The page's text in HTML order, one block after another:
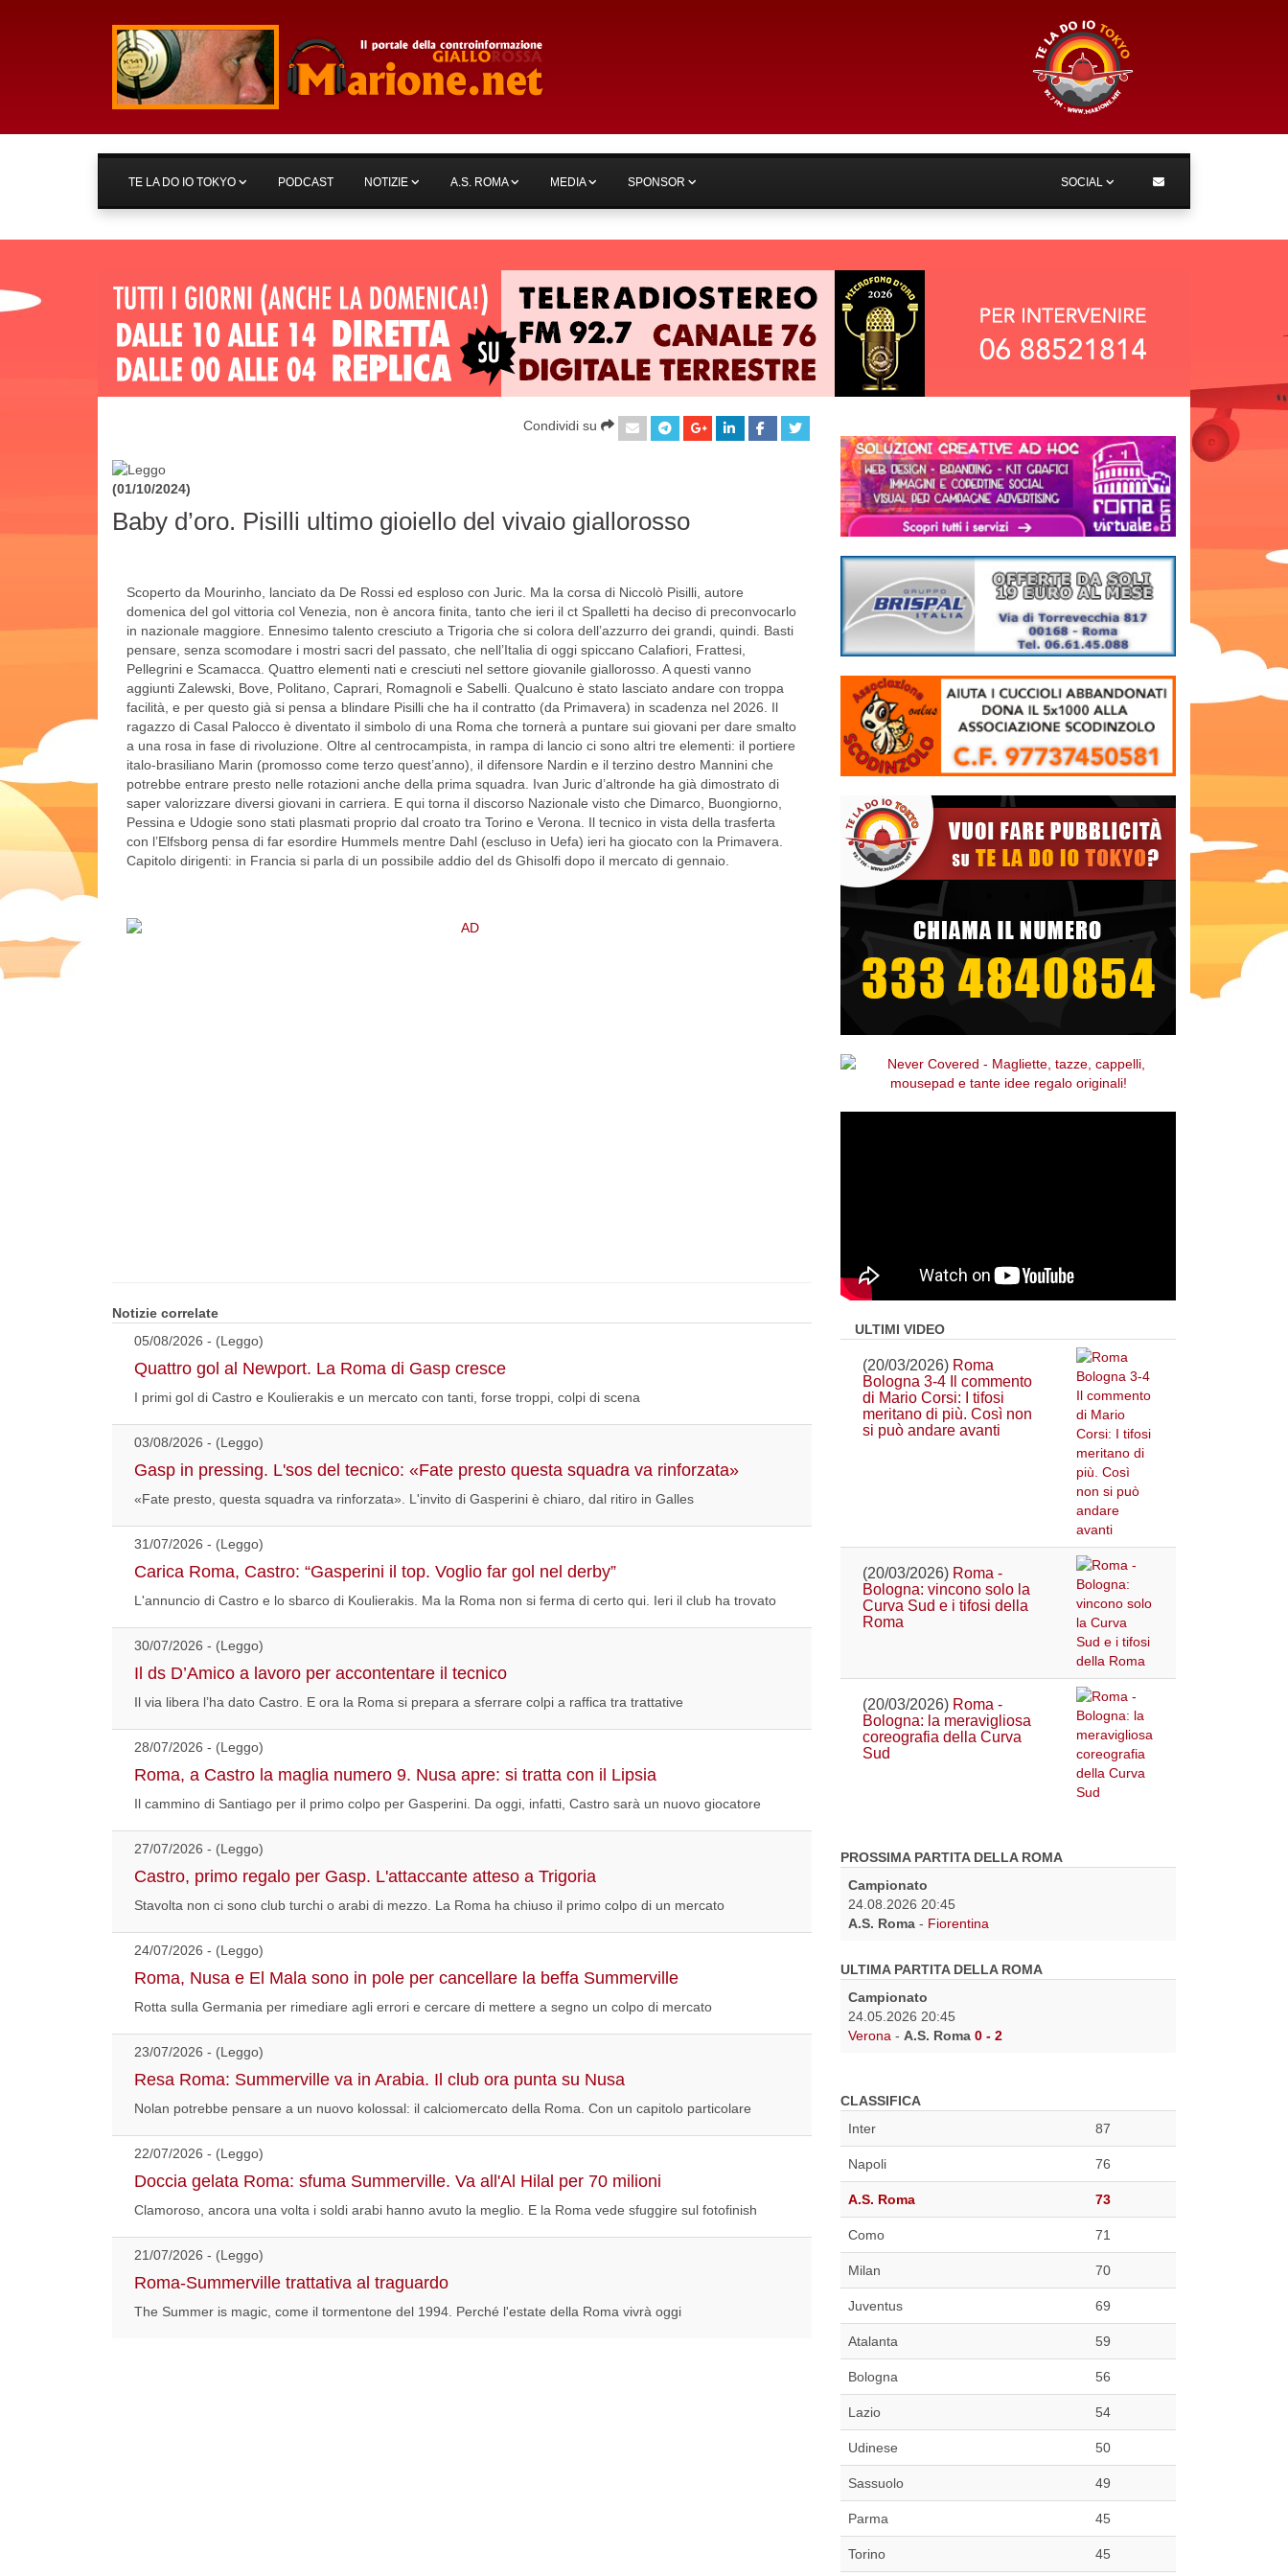
TE LA DO IO TOKYO PODCAST NOTIZIE A.S. ROMA MEDIA SPONSOR SOCIAL
Condividi su
(01/10/2024)
Baby d’oro. Pisilli ultimo gioiello del vivaio giallorosso
Scoperto da Mourinho, lanciato da De Rossi ed esploso con Juric. Ma la corsa di Niccolò Pisilli, autore
domenica del gol vittoria col Venezia, non è ancora finita, tanto che ieri il ct Spalletti ha deciso di preconvocarlo
in nazionale maggiore. Ennesimo talento cresciuto a Trigoria che si colora dell’azzurro dei grandi, quindi. Basti
pensare, senza scomodare i mostri sacri del passato, che nell’Italia di oggi spiccano Calafiori, Frattesi,
Pellegrini e Scamacca. Quattro elementi nati e cresciuti nel settore giovanile giallorosso. A questi vanno
aggiunti Zalewski, Bove, Politano, Caprari, Romagnoli e Sabelli. Qualcuno è stato lasciato andare con troppa
facilità, e per questo già si pensa a blindare Pisilli che ha il contratto (da Primavera) in scadenza nel 2026. Il
ragazzo di Casal Palocco è diventato il simbolo di una Roma che tornerà a puntare sui giovani per dare smalto
a una rosa in fase di rivoluzione. Oltre al centrocampista, in rampa di lancio ci sono altri tre elementi: il portiere
italo-brasiliano Marin (promosso come terzo quest’anno), il difensore Nardin e il terzino destro Mannini che
potrebbe entrare presto nelle rotazioni anche della prima squadra. Ivan Juric d’altronde ha già dimostrato di
saper valorizzare diversi giovani in carriera. E qui torna il discorso Nazionale visto che Dimarco, Buongiorno,
Pessina e Udogie sono stati plasmati proprio dal croato tra Torino e Verona. Il tecnico in vista della trasferta
con l’Elfsborg pensa di far esordire Hummels mentre Dahl (escluso in Uefa) ieri ha giocato con la Primavera.
Capitolo dirigenti: in Francia si parla di un possibile addio del ds Ghisolfi dopo il mercato di gennaio.
Notizie correlate
05/08/2026 - (Leggo)
Quattro gol al Newport. La Roma di Gasp cresce
I primi gol di Castro e Koulierakis e un mercato con tanti, forse troppi, colpi di scena
03/08/2026 - (Leggo)
Gasp in pressing. L'sos del tecnico: «Fate presto questa squadra va rinforzata»
«Fate presto, questa squadra va rinforzata». L'invito di Gasperini è chiaro, dal ritiro in Galles
31/07/2026 - (Leggo)
Carica Roma, Castro: “Gasperini il top. Voglio far gol nel derby”
L'annuncio di Castro e lo sbarco di Koulierakis. Ma la Roma non si ferma di certo qui. Ieri il club ha trovato
30/07/2026 - (Leggo)
Il ds D’Amico a lavoro per accontentare il tecnico
Il via libera l’ha dato Castro. E ora la Roma si prepara a sferrare colpi a raffica tra trattative
28/07/2026 - (Leggo)
Roma, a Castro la maglia numero 9. Nusa apre: si tratta con il Lipsia
Il cammino di Santiago per il primo colpo per Gasperini. Da oggi, infatti, Castro sarà un nuovo giocatore
27/07/2026 - (Leggo)
Castro, primo regalo per Gasp. L'attaccante atteso a Trigoria
Stavolta non ci sono club turchi o arabi di mezzo. La Roma ha chiuso il primo colpo di un mercato
24/07/2026 - (Leggo)
Roma, Nusa e El Mala sono in pole per cancellare la beffa Summerville
Rotta sulla Germania per rimediare agli errori e cercare di mettere a segno un colpo di mercato
23/07/2026 - (Leggo)
Resa Roma: Summerville va in Arabia. Il club ora punta su Nusa
Nolan potrebbe pensare a un nuovo kolossal: il calciomercato della Roma. Con un capitolo particolare
22/07/2026 - (Leggo)
Doccia gelata Roma: sfuma Summerville. Va all'Al Hilal per 70 milioni
Clamoroso, ancora una volta i soldi arabi hanno avuto la meglio. E la Roma vede sfuggire sul fotofinish
21/07/2026 - (Leggo)
Roma-Summerville trattativa al traguardo
The Summer is magic, come il tormentone del 1994. Perché l'estate della Roma vivrà oggi
ULTIMI VIDEO
(20/03/2026) Roma
Bologna 3-4 Il commento
di Mario Corsi: I tifosi
meritano di più. Così non
si può andare avanti
(20/03/2026) Roma -
Bologna: vincono solo la
Curva Sud e i tifosi della
Roma
(20/03/2026) Roma -
Bologna: la meravigliosa
coreografia della Curva
Sud
PROSSIMA PARTITA DELLA ROMA
Campionato
24.08.2026 20:45
A.S. Roma - Fiorentina
ULTIMA PARTITA DELLA ROMA
Campionato
24.05.2026 20:45
Verona - A.S. Roma 0 - 2
CLASSIFICA
Inter
87
Napoli 76
A.S. Roma 73
Como 71
Milan 70
Juventus 69
Atalanta 59
Bologna 56
Lazio 54
Udinese 50
Sassuolo 49
Parma 45
Torino 45